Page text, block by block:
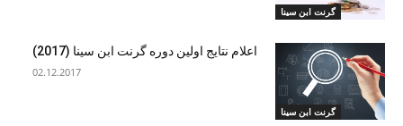
گرنت ابن‌ سینا
گرنت ابن‌ سینا
اعلام نتایج اولین دوره گرنت ابن سینا (2017)
02.12.2017